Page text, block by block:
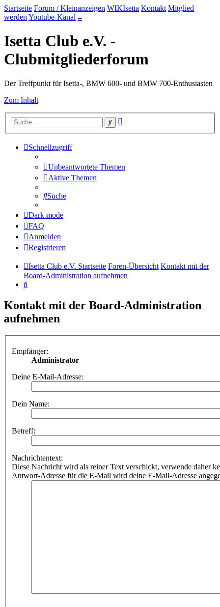
Startseite Forum / Kleinanzeigen WIKIsetta Kontakt Mitglied
werden Youtube-Kanal ≡
Isetta Club e.V. -
Clubmitgliederforum
Der Treffpunkt für Isetta-, BMW 600- und BMW 700-Enthusiasten
Zum Inhalt
Suche
Schnellzugriff
Unbeantwortete Themen
Aktive Themen
Suche
Dark mode
FAQ
Anmelden
Registrieren
Isetta Club e.V. Startseite Foren-Übersicht Kontakt mit der
Board-Administration aufnehmen
Suche
Kontakt mit der Board-Administration
aufnehmen
Empfänger:
Administrator
Deine E-Mail-Adresse:
Dein Name:
Betreff:
Nachrichtentext:
Diese Nachricht wird als reiner Text verschickt, verwende daher
Antwort-Adresse für die E-Mail wird deine E-Mail-Adresse